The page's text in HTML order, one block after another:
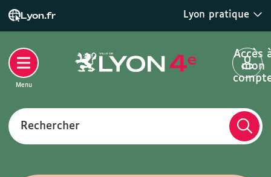
Lyon.fr Lyon pratique
Rechercher
Accès
mon
Menu